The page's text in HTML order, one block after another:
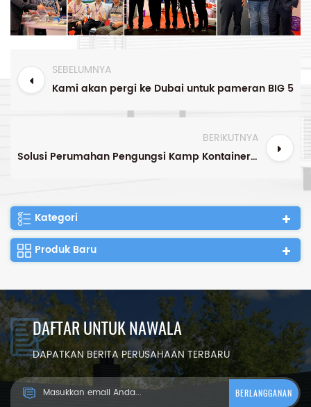
SEBELUMNYA
Kami akan pergi ke Dubai untuk pameran BIG 5
BERIKUTNYA
Solusi Perumahan Pengungsi Kamp Kontainer SOEASY
Kategori
Produk Baru
DAFTAR UNTUK NAWALA
DAPATKAN BERITA PERUSAHAAN TERBARU